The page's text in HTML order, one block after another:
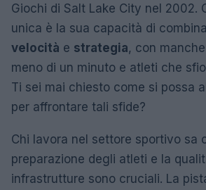
Giochi di Salt Lake City nel 2002.
unica è la sua capacità di
velocità e strategia, con
meno di un minuto e atleti che
Ti sei mai chiesto come si possa
per affrontare tali sfide?
Chi lavora nel settore sportivo sa
preparazione degli atleti e la
infrastrutture sono cruciali. La